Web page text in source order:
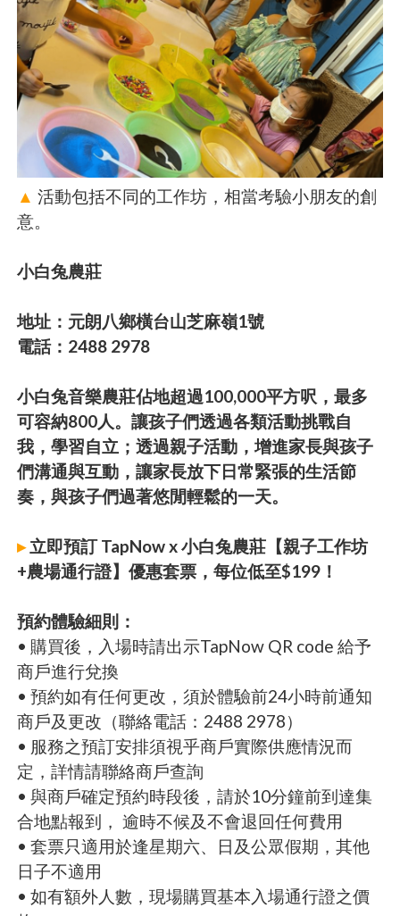
▲ 活動包括不同的工作坊，相當考驗小朋友的創
意。
小白兔農莊
地址：元朗八鄉橫台山芝麻嶺1號
電話：2488 2978
小白兔音樂農莊佔地超過100,000平方呎，最多
可容納800人。讓孩子們透過各類活動挑戰自
我，學習自立；透過親子活動，增進家長與孩子
們溝通與互動，讓家長放下日常緊張的生活節
奏，與孩子們過著悠閒輕鬆的一天。
▸立即預訂 TapNow x 小白兔農莊【親子工作坊
+農場通行證】優惠套票，每位低至$199！
預約體驗細則：
• 購買後，入場時請出示TapNow QR code 給予
商戶進行兌換
• 預約如有任何更改，須於體驗前24小時前通知
商戶及更改（聯絡電話：2488 2978）
• 服務之預訂安排須視乎商戶實際供應情況而
定，詳情請聯絡商戶查詢
• 與商戶確定預約時段後，請於10分鐘前到達集
合地點報到， 逾時不候及不會退回任何費用
• 套票只適用於逢星期六、日及公眾假期，其他
日子不適用
• 如有額外人數，現場購買基本入場通行證之價